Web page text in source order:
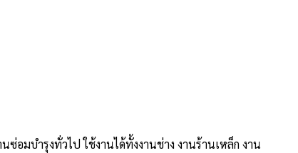
อมบำรุงทั่วไป ใช้งานได้ทั้งงานช่าง งานร้านเหล็ก งาน